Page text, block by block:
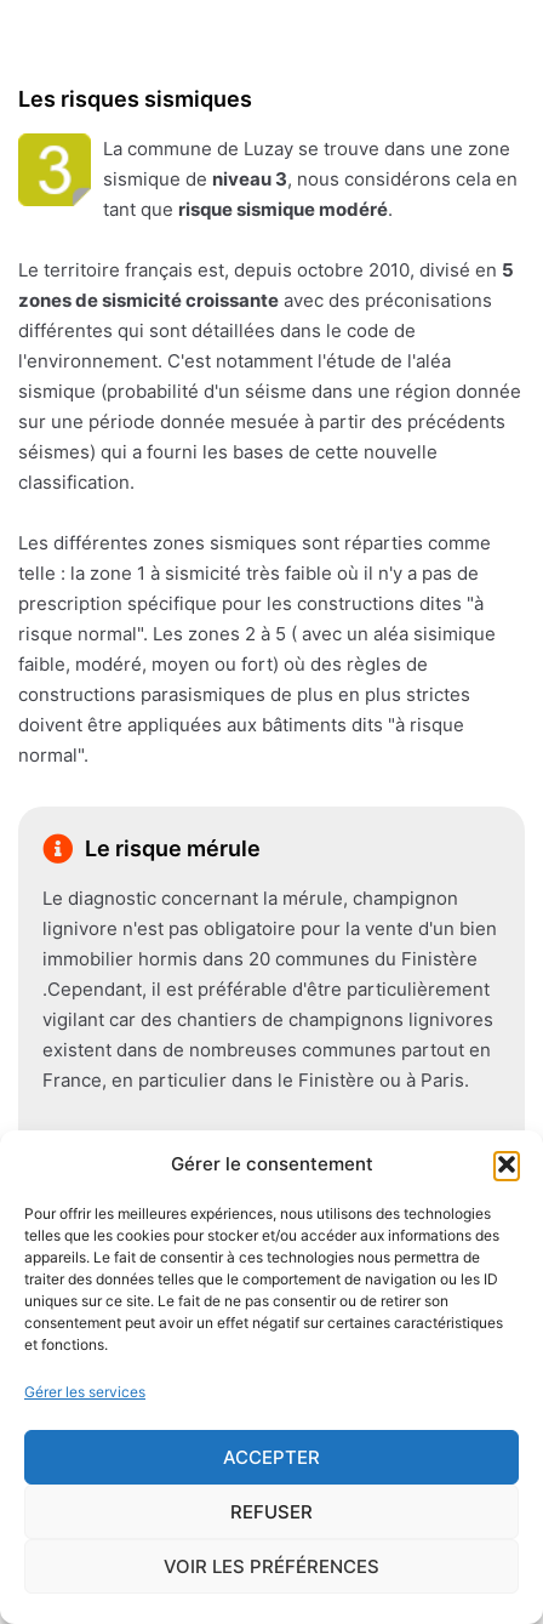
Gérer le consentement
Pour offrir les meilleures expériences, nous utilisons des technologies
telles que les cookies pour stocker et/ou accéder aux informations des
appareils. Le fait de consentir à ces technologies nous permettra de
traiter des données telles que le comportement de navigation ou les ID
uniques sur ce site. Le fait de ne pas consentir ou de retirer son
consentement peut avoir un effet négatif sur certaines caractéristiques
et fonctions.
Gérer les services
ACCEPTER
REFUSER
VOIR LES PRÉFÉRENCES
Les risques sismiques
La commune de Luzay se trouve dans une zone
sismique de niveau 3, nous considérons cela en
tant que risque sismique modéré.
Le territoire français est, depuis octobre 2010, divisé en 5
zones de sismicité croissante avec des préconisations
différentes qui sont détaillées dans le code de
l'environnement. C'est notamment l'étude de l'aléa
sismique (probabilité d'un séisme dans une région donnée
sur une période donnée mesuée à partir des précédents
séismes) qui a fourni les bases de cette nouvelle
classification.
Les différentes zones sismiques sont réparties comme
telle : la zone 1 à sismicité très faible où il n'y a pas de
prescription spécifique pour les constructions dites "à
risque normal". Les zones 2 à 5 ( avec un aléa sisimique
faible, modéré, moyen ou fort) où des règles de
constructions parasismiques de plus en plus strictes
doivent être appliquées aux bâtiments dits "à risque
normal".
Le risque mérule
Le diagnostic concernant la mérule, champignon
lignivore n'est pas obligatoire pour la vente d'un bien
immobilier hormis dans 20 communes du Finistère
.Cependant, il est préférable d'être particulièrement
vigilant car des chantiers de champignons lignivores
existent dans de nombreuses communes partout en
France, en particulier dans le Finistère ou à Paris.
dans un logement contenant du bois, des règles sont
Utiliser des bois secs, éviter autant que possible le
contact direct entre le bois et le sol, s'assurer de
l'étanchéité des façades et toitures ou encore
prévoir des aérations en sous-sol limitent les risques
majeurs d'apparition de champignons lignivores.
Je demande le descriptif des
risques pour ma ville